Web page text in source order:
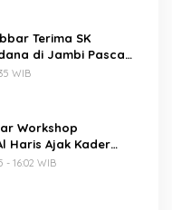
Terima SK
di Jambi Pasca
WIB
Workshop
Haris Ajak Kader
Pemilu 2029
- 16:02 WIB